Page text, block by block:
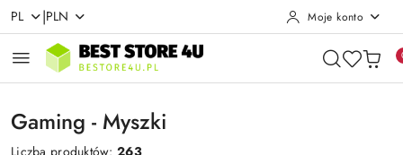
Przejdź do treści głównej
Przejdź do wyszukiwarki
Przejdź do moje konto
Przejdź do menu głównego
Przejdź do stopki
PL |PLN Moje konto
Gaming - Myszki
Liczba produktów:263